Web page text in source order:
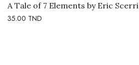
A Tale of 7 Elements by Eric Scerri
35.00 TND